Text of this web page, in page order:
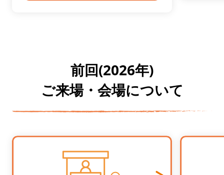
前回(2026年)
ご来場・会場について